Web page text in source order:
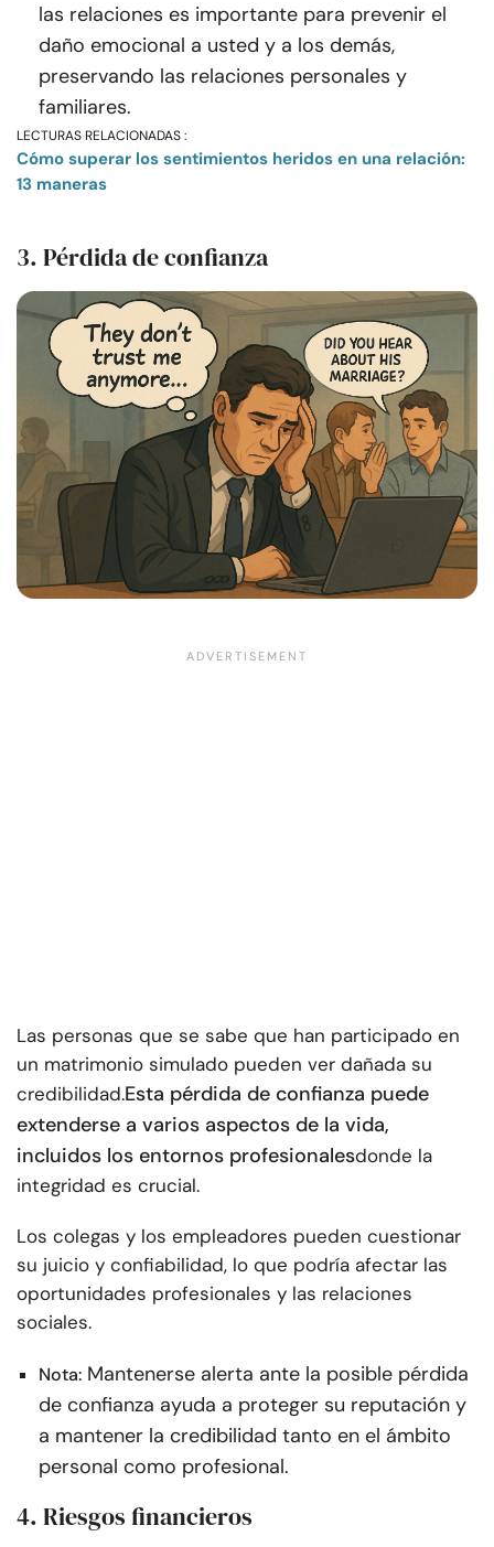
las relaciones es importante para prevenir el
daño emocional a usted y a los demás,
preservando las relaciones personales y
familiares.
LECTURAS RELACIONADAS :
Cómo superar los sentimientos heridos en una relación:
13 maneras
3. Pérdida de confianza
Las personas que se sabe que han participado en
un matrimonio simulado pueden ver dañada su
credibilidad.Esta pérdida de confianza puede
extenderse a varios aspectos de la vida,
incluidos los entornos profesionalesdonde la
integridad es crucial.
Los colegas y los empleadores pueden cuestionar
su juicio y confiabilidad, lo que podría afectar las
oportunidades profesionales y las relaciones
sociales.
Nota: Mantenerse alerta ante la posible pérdida
de confianza ayuda a proteger su reputación y
a mantener la credibilidad tanto en el ámbito
personal como profesional.
4. Riesgos financieros